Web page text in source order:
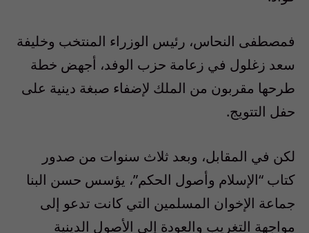
فمصطفى النحاس، رئيس الوزراء المنتخب وخليفة
سعد زغلول في زعامة حزب الوفد، أجهض خطة
طرحها مقربون من الملك لإضفاء صبغة دينية على
حفل التتويج.
لكن في المقابل، وبعد ثلاث سنوات من صدور
كتاب “الإسلام وأصول الحكم”، يؤسس حسن البنا
جماعة الإخوان المسلمين التي كانت تدعو إلى
مواجهة التغريب والعودة إلى الأصول الدينية